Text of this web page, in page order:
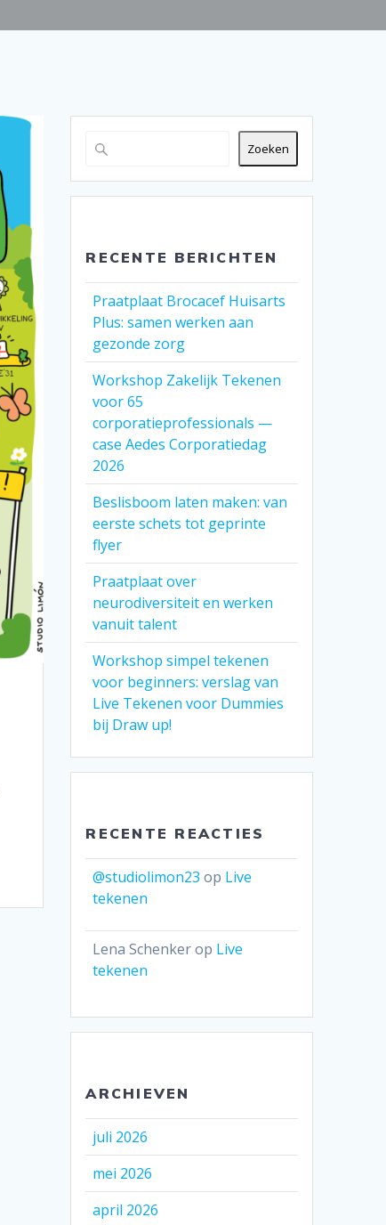
Zoeken
RECENTE BERICHTEN
Praatplaat Brocacef Huisarts
Plus: samen werken aan
gezonde zorg
Workshop Zakelijk Tekenen
voor 65
corporatieprofessionals —
case Aedes Corporatiedag
2026
Beslisboom laten maken: van
eerste schets tot geprinte
flyer
Praatplaat over
neurodiversiteit en werken
vanuit talent
Workshop simpel tekenen
voor beginners: verslag van
Live Tekenen voor Dummies
bij Draw up!
RECENTE REACTIES
@studiolimon23 op Live
tekenen
Lena Schenkerop Live
tekenen
ARCHIEVEN
juli 2026
mei 2026
april 2026